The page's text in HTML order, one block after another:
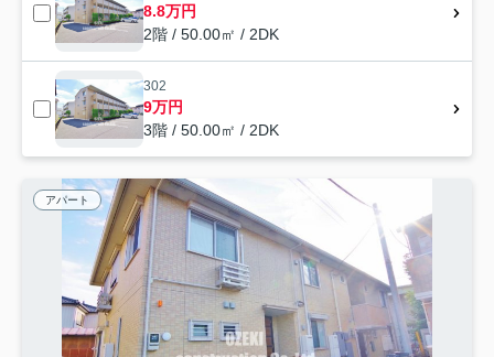
8.8万円
2階 / 50.00㎡ / 2DK
302
9万円
3階 / 50.00㎡ / 2DK
アパート